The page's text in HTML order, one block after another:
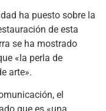
ha puesto sobre la
de esta
se ha mostrado
«la perla de
arte».
el